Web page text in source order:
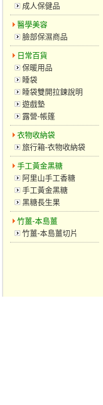
成人保健品
醫學美容
臉部保濕商品
日常百貨
保暖用品
睡袋
睡袋雙開拉鍊說明
遊戲墊
露營-帳篷
衣物收納袋
旅行箱-衣物收納袋
手工黃金黑糖
阿里山手工香糖
手工黃金黑糖
黑糖長生果
竹薑-本島薑
竹薑-本島薑切片